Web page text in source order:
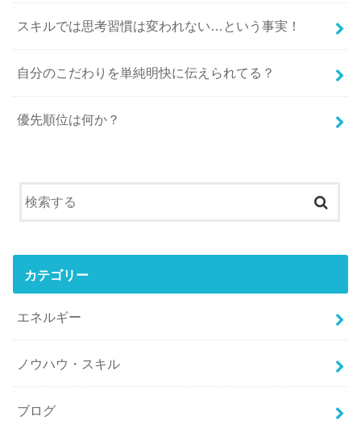
スキルでは思考習慣は変われない…という事実！
自分のこだわりを単純明快に伝えられてる？
優先順位は何か？
カテゴリー
エネルギー
ノウハウ・スキル
ブログ